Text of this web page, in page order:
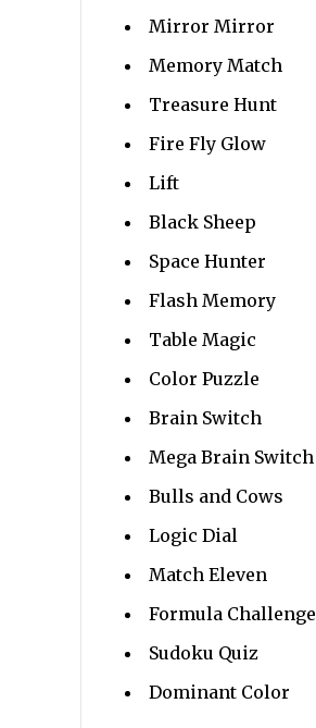
Mirror Mirror
Memory Match
Treasure Hunt
Fire Fly Glow
Lift
Black Sheep
Space Hunter
Flash Memory
Table Magic
Color Puzzle
Brain Switch
Mega Brain Switch
Bulls and Cows
Logic Dial
Match Eleven
Formula Challenge
Sudoku Quiz
Dominant Color